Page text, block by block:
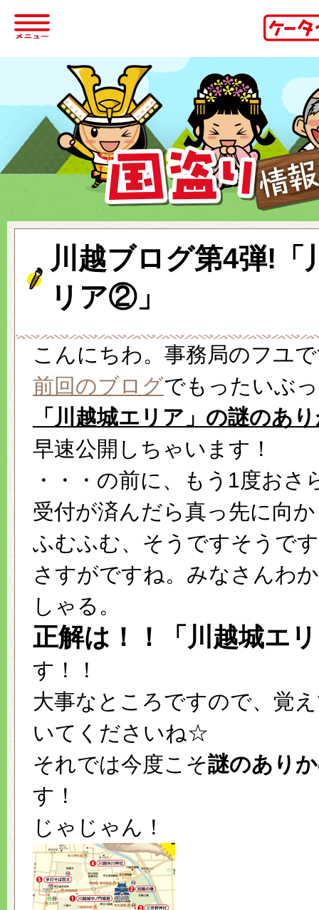
川越ブログ第4弾!「
リア②」
こんにちわ。事務局のフユ
前回のブログでもったいぶ
「川越城エリア」の謎のあ
早速公開しちゃいます！
・・・の前に、もう1度おさ
受付が済んだら真っ先に向
ふむふむ、そうですそうで
さすがですね。みなさんわ
しゃる。
正解は！！「川越城エ
す！！
大事なところですので、覚
いてくださいね☆
それでは今度こそ謎のありか
す！
じゃじゃん！